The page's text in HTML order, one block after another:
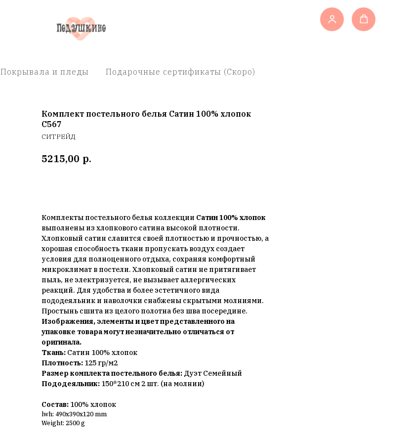
Покрывала и пледы Подарочные сертификаты (Скоро)
Комплект постельного белья Сатин 100% хлопок
C567
СИТРЕЙД
5215,00 р.
Комплекты постельного белья коллекции Сатин 100% хлопок
выполнены из хлопкового сатина высокой плотности.
Хлопковый сатин славится своей плотностью и прочностью, а
хорошая способность ткани пропускать воздух создает
условия для полноценного отдыха, сохраняя комфортный
микроклимат в постели. Хлопковый сатин не притягивает
пыль, не электризуется, не вызывает аллергических
реакций. Для удобства и более эстетичного вида
пододеяльник и наволочки снабжены скрытыми молниями.
Простынь сшита из целого полотна без шва посередине.
Изображения, элементы и цвет представленного на
упаковке товара могут незначительно отличаться от
оригинала.
Ткань: Сатин 100% хлопок
Плотность: 125 гр/м2
Размер комплекта постельного белья: Дуэт Семейный
Пододеяльник: 150*210 см 2 шт. (на молнии)
Состав: 100% хлопок
lwh: 490x390x120 mm
Weight: 2500 g